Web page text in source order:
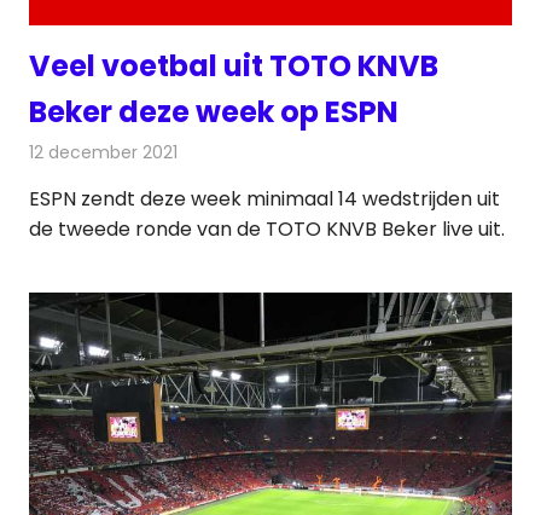
Veel voetbal uit TOTO KNVB
Beker deze week op ESPN
12 december 2021
ESPN zendt deze week minimaal 14 wedstrijden uit
de tweede ronde van de TOTO KNVB Beker live uit.